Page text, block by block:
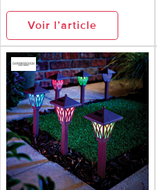
Voir l’article